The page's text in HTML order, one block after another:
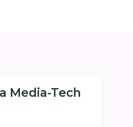
Media-Tech